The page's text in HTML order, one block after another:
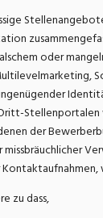
oder
Stellenportalen
der
zu dass,